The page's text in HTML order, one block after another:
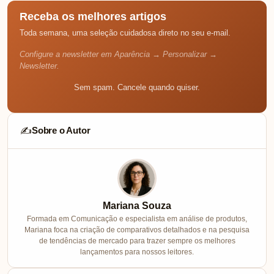
Receba os melhores artigos
Toda semana, uma seleção cuidadosa direto no seu e-mail.
Configure a newsletter em Aparência → Personalizar →
Newsletter.
Sem spam. Cancele quando quiser.
✍️Sobre o Autor
Mariana Souza
Formada em Comunicação e especialista em análise de produtos,
Mariana foca na criação de comparativos detalhados e na pesquisa
de tendências de mercado para trazer sempre os melhores
lançamentos para nossos leitores.